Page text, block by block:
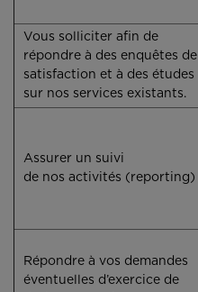
Vous solliciter afin de
répondre à des enquêtes de
satisfaction et à des études
sur nos services existants.
Assurer un suivi
de nos activités (reporting)
Répondre à vos demandes
éventuelles d’exercice de